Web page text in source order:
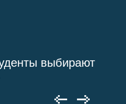
выбирают